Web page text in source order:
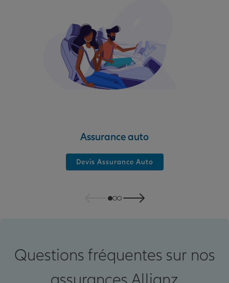
Assurance auto
Devis Assurance Auto
Questions fréquentes sur nos